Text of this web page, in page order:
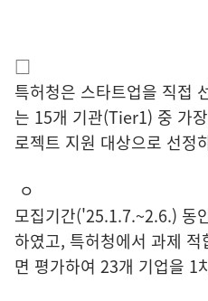
□
특허청은 스타트업을 직접
는 15개 기관(Tier1) 중 가
로젝트 지원 대상으로 선정
ㅇ
모집기간('25.1.7.~2.6.) 동
하였고, 특허청에서 과제 적
면 평가하여 23개 기업을 1